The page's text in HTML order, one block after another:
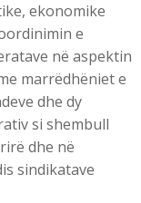
ekonomike
e
në aspektin
marrëdhëniet e
dhe dy
si shembull
dhe në
sindikatave